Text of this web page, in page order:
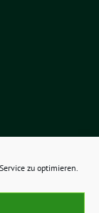
zu optimieren.